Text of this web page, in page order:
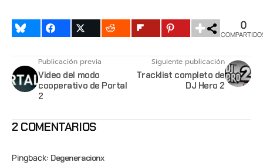
0
Publicación previa
Video del modo
cooperativo de Portal
2
Siguiente publicación
Tracklist completo de
DJ Hero 2
2 COMENTARIOS
Pingback: Degeneracionx